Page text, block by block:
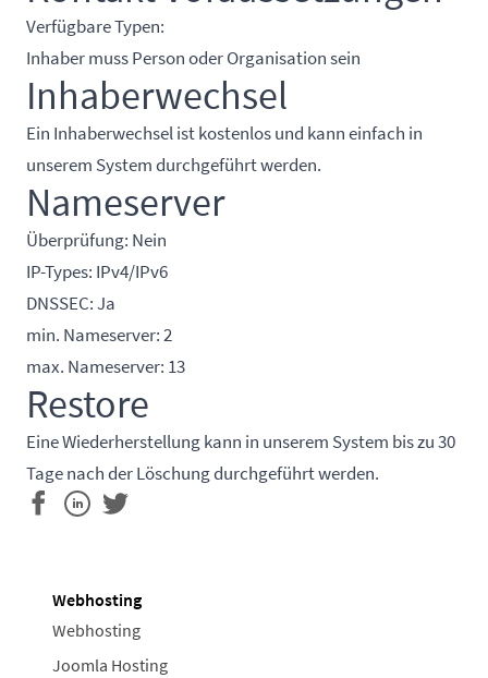
Verfügbare Typen:
Inhaber muss Person oder Organisation sein
Inhaberwechsel
Ein Inhaberwechsel ist kostenlos und kann einfach in
unserem System durchgeführt werden.
Nameserver
Überprüfung: Nein
IP-Types: IPv4/IPv6
DNSSEC: Ja
min. Nameserver: 2
max. Nameserver: 13
Restore
Eine Wiederherstellung kann in unserem System bis zu 30
Tage nach der Löschung durchgeführt werden.
Webhosting
Webhosting
Joomla Hosting